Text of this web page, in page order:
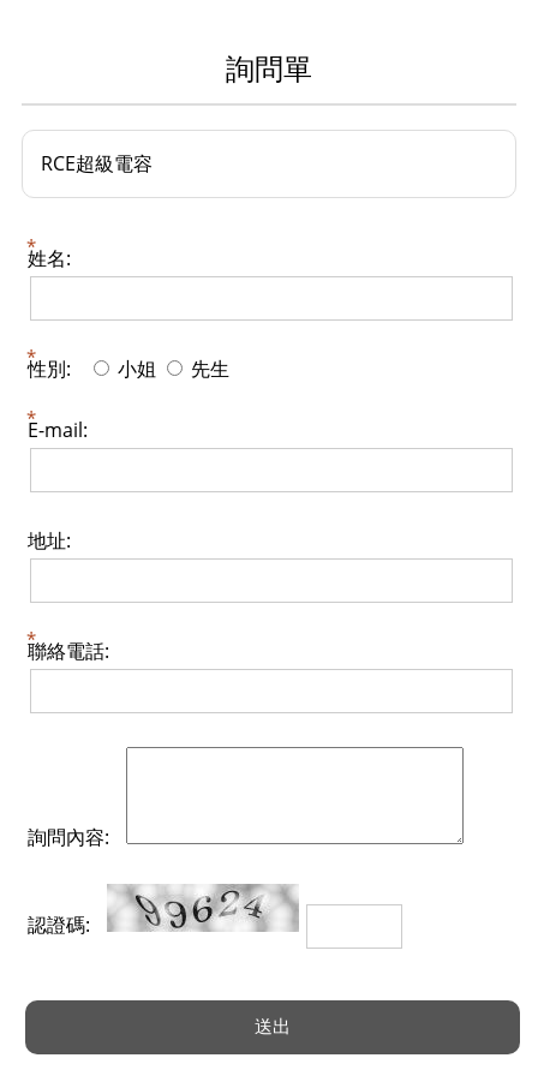
詢問單
RCE超級電容
姓名:
性別: 小姐 先生
E-mail:
地址:
聯絡電話:
詢問內容:
認證碼: